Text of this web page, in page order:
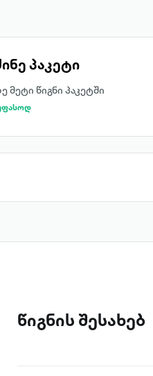
პაკეტი
მეტი წიგნი პაკეტში
წიგნის შესახებ